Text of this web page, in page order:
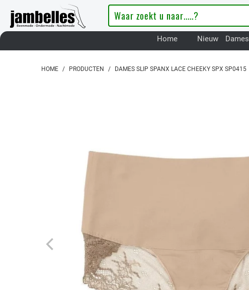
Home Nieuw Dames
HOME / PRODUCTEN / DAMES SLIP SPANX LACE CHEEKY SPX SP0415